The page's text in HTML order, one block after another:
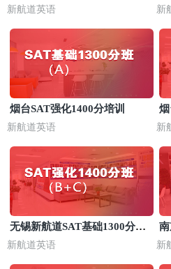
0分班
新航道英语
训
新
烟台SAT强化1400分培训
新航道英语 新
无锡新航道SAT基础1300分培
训班
新航道英语
训
新